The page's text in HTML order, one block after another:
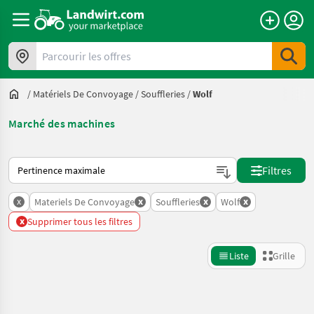
Parcourir les offres
/ Matériels De Convoyage /Souffleries /Wolf
Marché des machines
Voici comment les annonces sont triées sur Landwirt.com
Filtres
x Materiels De Convoyage x Souffleries x Wolf x
x Supprimer tous les filtres
Liste Grille